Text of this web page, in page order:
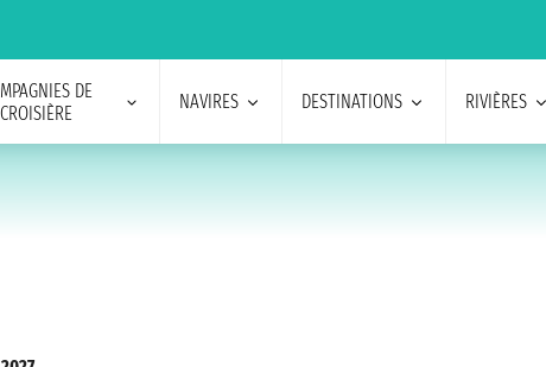
DE
CROISIÈRE
NAVIRES DESTINATIONS RIVIÈRES